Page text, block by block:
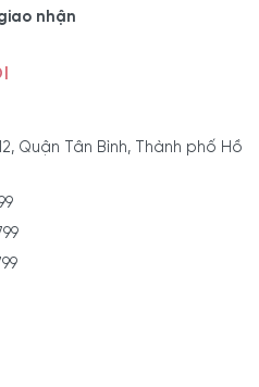
Quá, P. Đông Hưng
Giang, P. Đông Hưng
nhận
Quận Tân Bình, Thành phố Hồ